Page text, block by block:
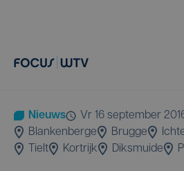
Nieuws
vr 16 september
Blankenberge
Brugge
Tielt
Kortrijk Diksmuide